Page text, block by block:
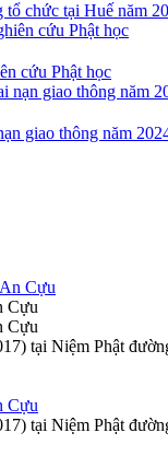
chức tại Huế năm
cứu Phật học
giao thông năm
Cựu
Cựu
tại Niệm Phật
Cựu
tại Niệm Phật